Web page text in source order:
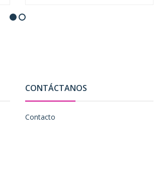
CONTÁCTANOS
Contacto